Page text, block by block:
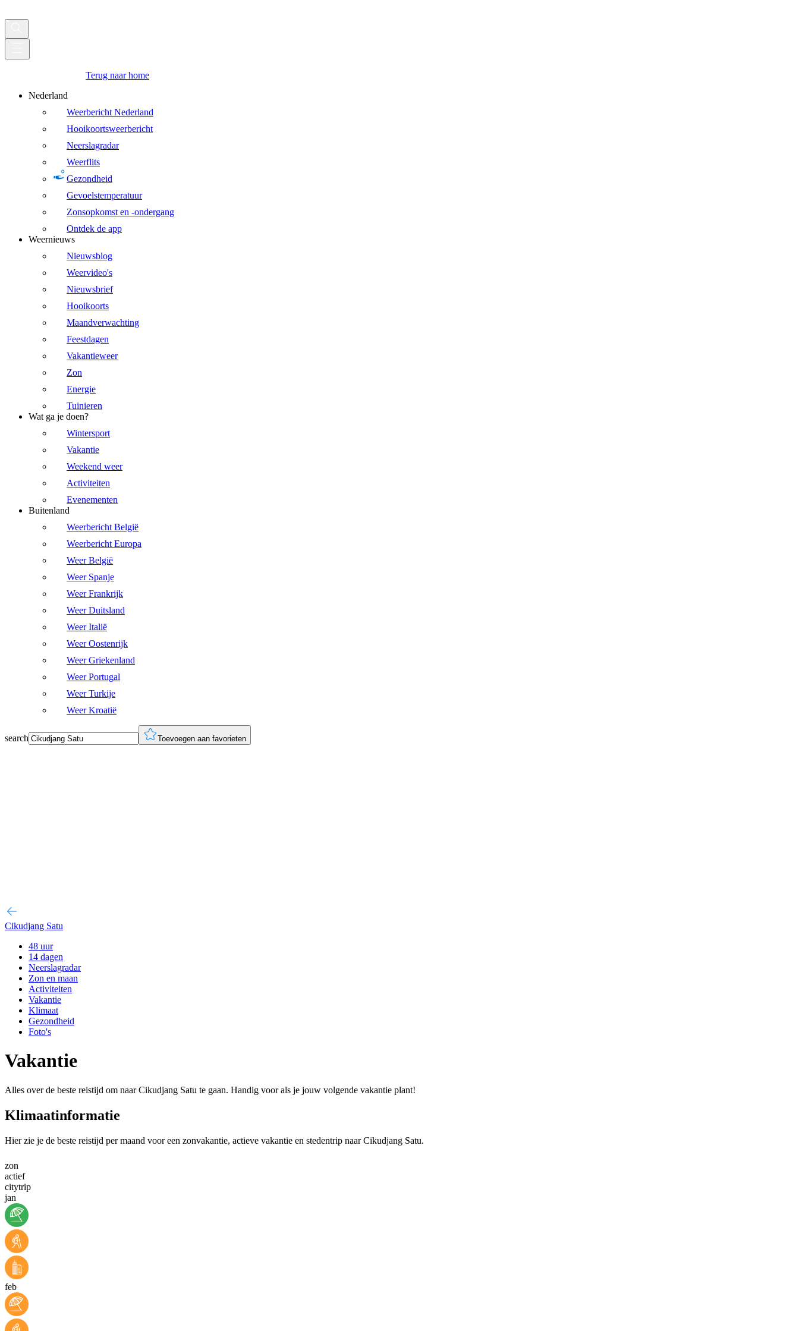
Terug naar home
Nederland
Weerbericht Nederland
Hooikoortsweerbericht
Neerslagradar
Weerflits
Gezondheid
Gevoelstemperatuur
Zonsopkomst en -ondergang
Ontdek de app
Weernieuws
Nieuwsblog
Weervideo's
Nieuwsbrief
Hooikoorts
Maandverwachting
Feestdagen
Vakantieweer
Zon
Energie
Tuinieren
Wat ga je doen?
Wintersport
Vakantie
Weekend weer
Activiteiten
Evenementen
Buitenland
Weerbericht België
Weerbericht Europa
Weer België
Weer Spanje
Weer Frankrijk
Weer Duitsland
Weer Italië
Weer Oostenrijk
Weer Griekenland
Weer Portugal
Weer Turkije
Weer Kroatië
search Toevoegen aan favorieten
Cikudjang Satu
48 uur
14 dagen
Neerslagradar
Zon en maan
Activiteiten
Vakantie
Klimaat
Gezondheid
Foto's
Vakantie
Alles over de beste reistijd om naar Cikudjang Satu te gaan. Handig voor als je jouw volgende vakantie plant!
Klimaatinformatie
Hier zie je de beste reistijd per maand voor een zonvakantie, actieve vakantie en stedentrip naar Cikudjang Satu.
zon
actief
citytrip
jan
feb